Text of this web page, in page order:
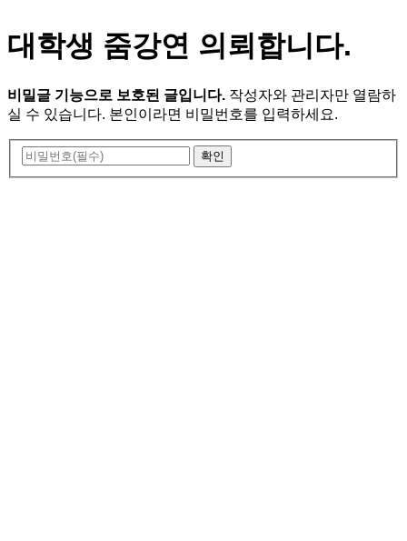
대학생 줌강연 의뢰합니다.
비밀글 기능으로 보호된 글입니다. 작성자와 관리자만 열람하
실 수 있습니다. 본인이라면 비밀번호를 입력하세요.